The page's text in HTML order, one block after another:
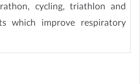
cycling, triathlon and
which improve respiratory